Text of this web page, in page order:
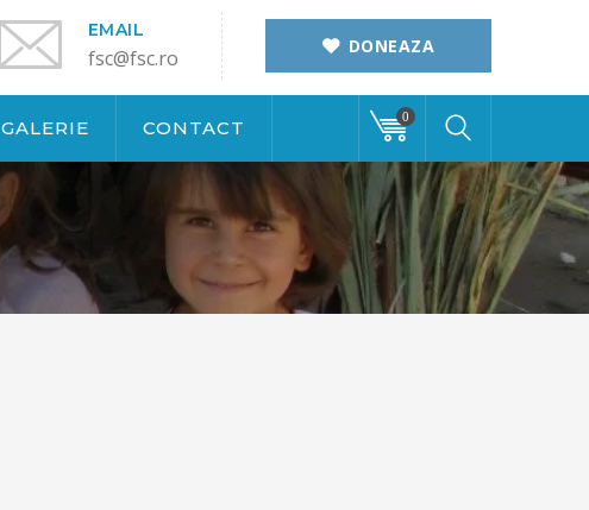
DONEAZA
EMAIL
fsc@fsc.ro
GALERIE CONTACT
0